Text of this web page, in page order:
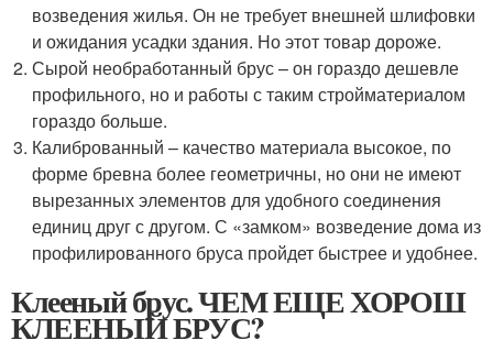
возведения жилья. Он не требует внешней шлифовки
и ожидания усадки здания. Но этот товар дороже.
Сырой необработанный брус – он гораздо дешевле
профильного, но и работы с таким стройматериалом
гораздо больше.
Калиброванный – качество материала высокое, по
форме бревна более геометричны, но они не имеют
вырезанных элементов для удобного соединения
единиц друг с другом. С «замком» возведение дома из
профилированного бруса пройдет быстрее и удобнее.
Клееный брус. ЧЕМ ЕЩЕ ХОРОШ
КЛЕЕНЫЙ БРУС?